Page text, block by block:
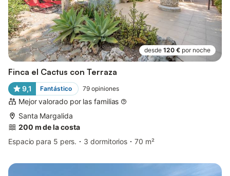
desde 120 € por noche
Finca el Cactus con Terraza
9,1 Fantástico 79 opiniones
Mejor valorado por las familias
Santa Margalida
200 m de la costa
Espacio para 5 pers.
3 dormitorios 70 m²